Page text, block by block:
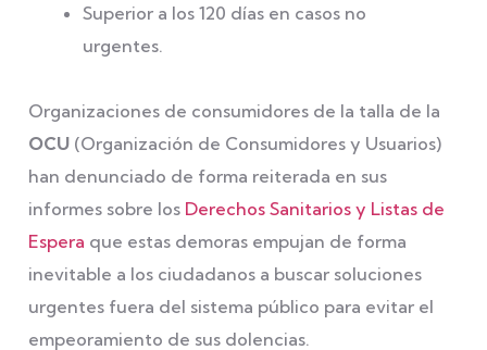
Superior a los 120 días en casos no
urgentes.
Organizaciones de consumidores de la talla de la
OCU (Organización de Consumidores y Usuarios)
han denunciado de forma reiterada en sus
informes sobre los Derechos Sanitarios y Listas de
Espera que estas demoras empujan de forma
inevitable a los ciudadanos a buscar soluciones
urgentes fuera del sistema público para evitar el
empeoramiento de sus dolencias.